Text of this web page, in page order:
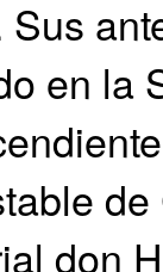
en la
don